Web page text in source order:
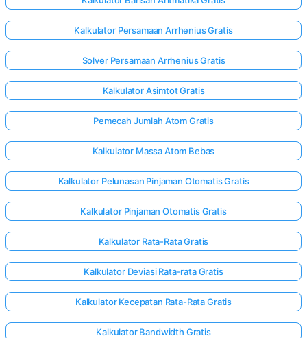
Kalkulator Persamaan Arrhenius Gratis
Solver Persamaan Arrhenius Gratis
Kalkulator Asimtot Gratis
Pemecah Jumlah Atom Gratis
Kalkulator Massa Atom Bebas
Kalkulator Pelunasan Pinjaman Otomatis Gratis
Kalkulator Pinjaman Otomatis Gratis
Kalkulator Rata-Rata Gratis
Kalkulator Deviasi Rata-rata Gratis
Kalkulator Kecepatan Rata-Rata Gratis
Kalkulator Bandwidth Gratis